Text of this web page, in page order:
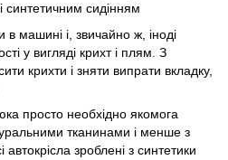
синтетичним сидінням
в машині і, звичайно ж, іноді
у вигляді крихт і плям. З
крихти і зняти випрати вкладку,
просто необхідно якомога
тканинами і менше з
автокрісла зроблені з синтетики